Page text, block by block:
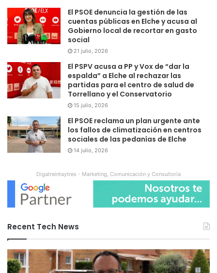
El PSOE denuncia la gestión de las
cuentas públicas en Elche y acusa al
Gobierno local de recortar en gasto
social
21 julio, 2026
El PSPV acusa a PP y Vox de “dar la
espalda” a Elche al rechazar las
partidas para el centro de salud de
Torrellano y el Conservatorio
15 julio, 2026
El PSOE reclama un plan urgente ante
los fallos de climatización en centros
sociales de las pedanías de Elche
14 julio, 2026
Digatreintaytres - Marketing, Comunicación y Consultoría
Recent Tech News